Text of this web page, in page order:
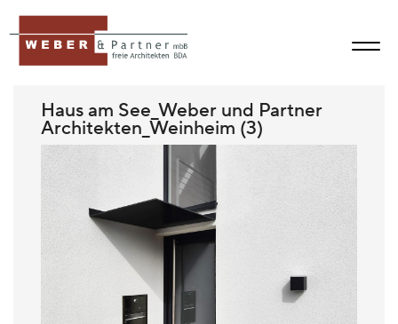
Haus am See_Weber und Partner
Architekten_Weinheim (3)